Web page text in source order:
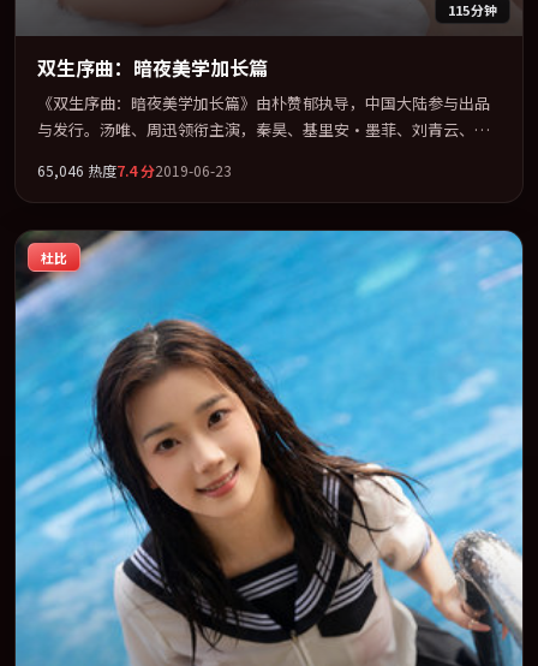
115分钟
双生序曲：暗夜美学加长篇
《双生序曲：暗夜美学加长篇》由朴赞郁执导，中国大陆参与出品
与发行。汤唯、周迅领衔主演，秦昊、基里安·墨菲、刘青云、河
以「冒险」类型为骨架，在叙事、表演与视听上力求统一。定于
2019-07-12 在内地院线及主流平台同步亮相，2019 年度话题片中口
碑稳健，适合喜欢强情节与人物弧光的观众完整观看。
65,046 热度7.4分2019-06-23
杜比